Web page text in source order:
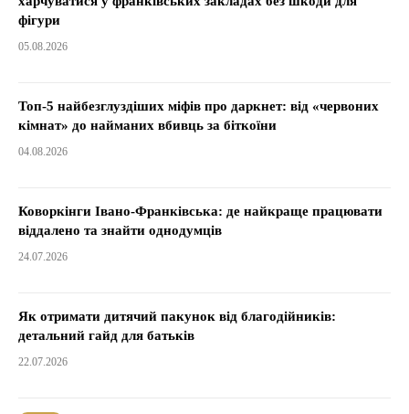
фігури
05.08.2026
Топ-5 найбезглуздіших міфів про даркнет: від «червоних
кімнат» до найманих вбивць за біткоїни
04.08.2026
Коворкінги Івано-Франківська: де найкраще працювати
віддалено та знайти однодумців
24.07.2026
Як отримати дитячий пакунок від благодійників:
детальний гайд для батьків
22.07.2026